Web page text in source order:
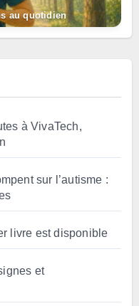
au quotidien
à VivaTech,
sur l’autisme :
livre est disponible
et